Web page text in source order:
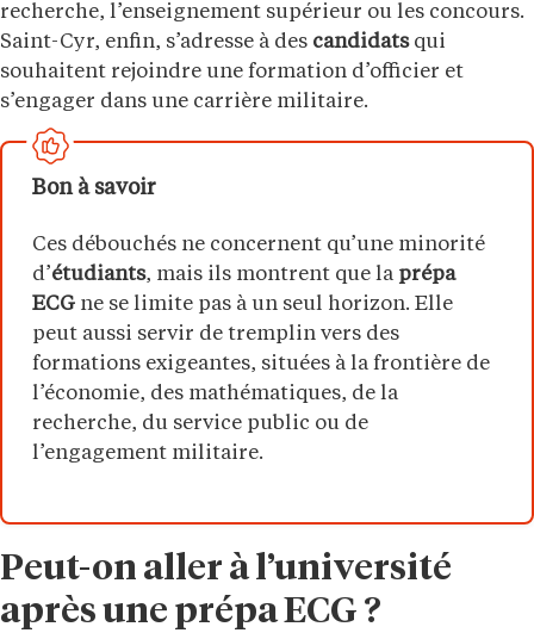
recherche, l’enseignement supérieur ou les concours.
Saint-Cyr, enfin, s’adresse à des candidatsqui
souhaitent rejoindre une formation d’officier et
s’engager dans une carrière militaire.
Bon à savoir
Ces débouchés ne concernent qu’une minorité
d’étudiants, mais ils montrent que la prépa
ECG ne se limite pas à un seul horizon. Elle
peut aussi servir de tremplin vers des
formations exigeantes, situées à la frontière de
l’économie, des mathématiques, de la
recherche, du service public ou de
l’engagement militaire.
Peut-on aller à l’université
après une prépa ECG ?